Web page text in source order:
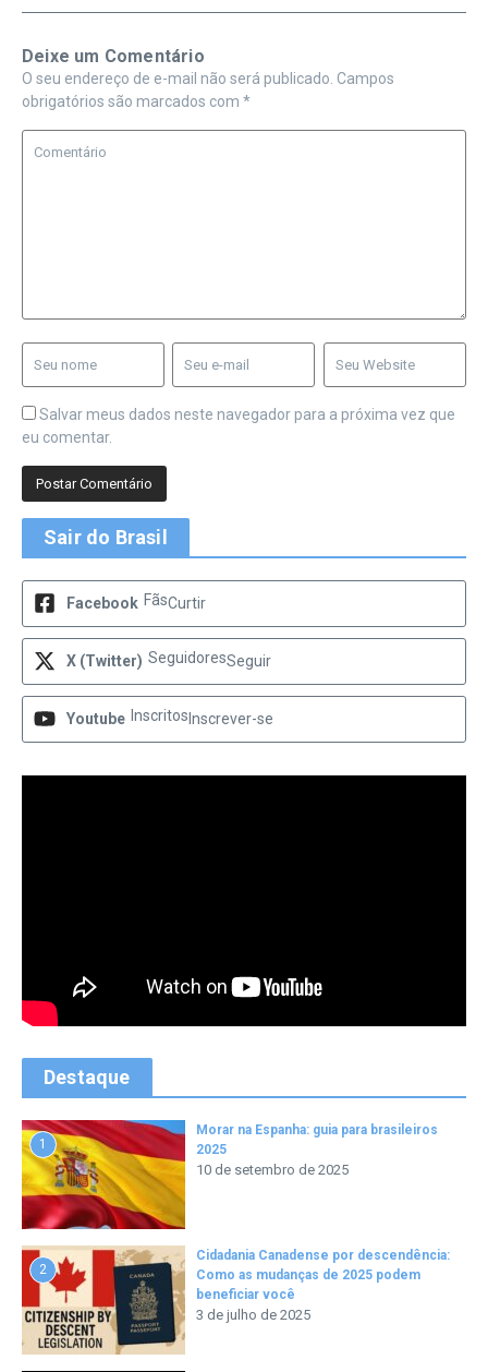
Deixe um Comentário
O seu endereço de e-mail não será publicado. Campos
obrigatórios são marcados com *
Salvar meus dados neste navegador para a próxima vez que
eu comentar.
Sair do Brasil
Facebook FãsCurtir
X (Twitter) SeguidoresSeguir
Youtube Inscritos Inscrever-se
Destaque
1
Morar na Espanha: guia para brasileiros
2025
10 de setembro de 2025
2
Cidadania Canadense por descendência:
Como as mudanças de 2025 podem
beneficiar você
3 de julho de 2025